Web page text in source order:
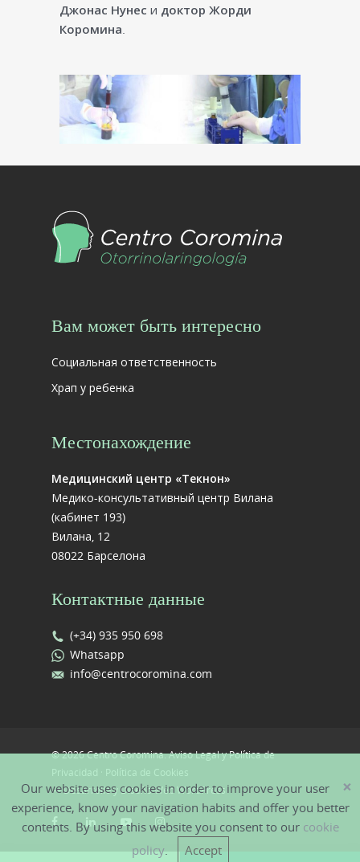
Джонас Нунес и доктор Жорди
Коромина
Вам может быть интересно
Социальная ответственность
Храп у ребенка
Местонахождение
Медицинский центр «Текнон»
Медико-консультативный центр Вилана
(кабинет 193)
Вилана, 12
08022 Барселона
Контактные данные
(+34) 935 950 698
Whatsapp
info@centrocoromina.com
© 2026 Centro Coromina.Aviso Legal y Política de
Privacidad
Política de Cookies
—Desarrollo y Diseño Web WordPress ×
Our website uses cookies in order to improve your user
experience, know your navigation habits and offer you better
contents. By using this website you consent to our cookie
policy. Accept